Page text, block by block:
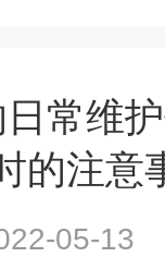
常维
的注意
05-